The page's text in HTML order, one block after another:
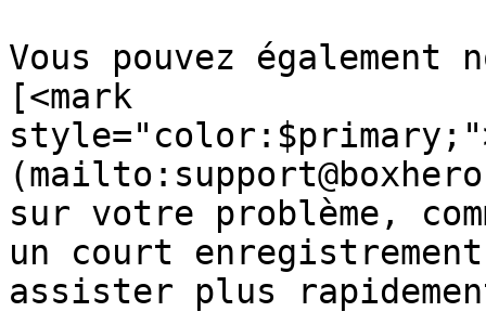
Vous pouvez également
[<mark
sur votre problème,
un court
assister plus